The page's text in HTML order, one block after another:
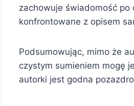
zachowuje świadomość po
konfrontowane z opisem
Podsumowując, mimo że
czystym sumieniem mogę
autorki jest godna